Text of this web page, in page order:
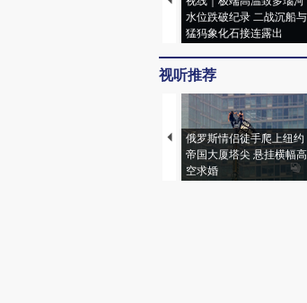
水位跌破纪录 二战沉船与
猛犸象化石接连露出
视听推荐
俄罗斯情侣徒手爬上纽约
帝国大厦塔尖 悬挂横幅高
空求婚